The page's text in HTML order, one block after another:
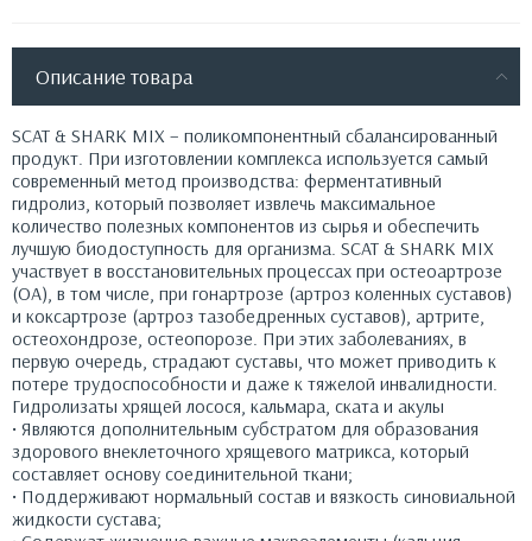
Описание товара
SCAT & SHARK MIX – поликомпонентный сбалансированный
продукт. При изготовлении комплекса используется самый
современный метод производства: ферментативный
гидролиз, который позволяет извлечь максимальное
количество полезных компонентов из сырья и обеспечить
лучшую биодоступность для организма. SCAT & SHARK MIX
участвует в восстановительных процессах при остеоартрозе
(ОА), в том числе, при гонартрозе (артроз коленных суставов)
и коксартрозе (артроз тазобедренных суставов), артрите,
остеохондрозе, остеопорозе. При этих заболеваниях, в
первую очередь, страдают суставы, что может приводить к
потере трудоспособности и даже к тяжелой инвалидности.
Гидролизаты хрящей лосося, кальмара, ската и акулы
• Являются дополнительным субстратом для образования
здорового внеклеточного хрящевого матрикса, который
составляет основу соединительной ткани;
• Поддерживают нормальный состав и вязкость синовиальной
жидкости сустава;